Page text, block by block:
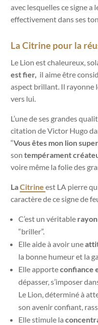
avec lesquelles ce signe a
effectivement dans ses
La Citrine pour la
Le Lion est chaleureux,
est fier, il aime être
aspect brillant. Il rayonne
vers lui.
L’une de ses grandes
citationde Victor Hugo
“Vous êtes mon lion
sontempérament
voire même la folie des
LaCitrineest LA pierre
caractère de ce signe de
C’est un véritable
“briller”.
Elle aide à avoir une
la bonne humeur et la
Elle apporteconfiance
dépasser, s’imposer
Le Lion, déterminé à
son avenir confiant,
Elle stimule la